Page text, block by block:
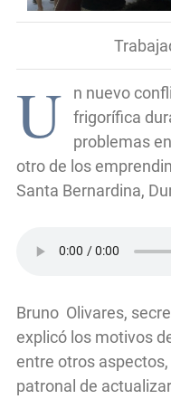
U
n nuevo
frigorífica
problemas
otro de los
Santa Bernardina,
Bruno Olivares,
explicó los motivos
entre otros
patronal de